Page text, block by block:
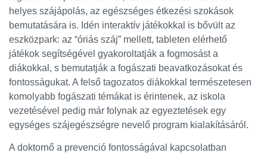
helyes szájápolás, az egészséges étkezési szokások
bemutatására is. Idén interaktív játékokkal is bővült az
eszközpark: az “óriás száj” mellett, tableten elérhető
játékok segítségével gyakoroltatják a fogmosást a
diákokkal, s bemutatják a fogászati beavatkozásokat és
fontosságukat. A felső tagozatos diákokkal természetesen
komolyabb fogászati témákat is érintenek, az iskola
vezetésével pedig már folynak az egyeztetések egy
egységes szájegészségre nevelő program kialakításáról.
A doktornő a prevenció fontosságával kapcsolatban